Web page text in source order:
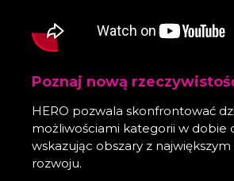
Poznaj nową
HERO pozwala skonfrontować
możliwościami kategorii w dobie
wskazując obszary z
rozwoju.